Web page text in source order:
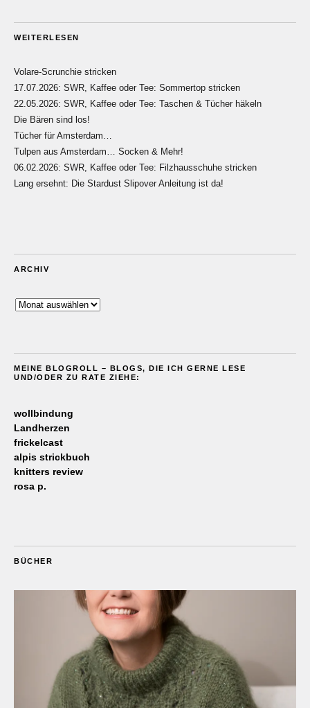
WEITERLESEN
Volare-Scrunchie stricken
17.07.2026: SWR, Kaffee oder Tee: Sommertop stricken
22.05.2026: SWR, Kaffee oder Tee: Taschen & Tücher häkeln
Die Bären sind los!
Tücher für Amsterdam…
Tulpen aus Amsterdam… Socken & Mehr!
06.02.2026: SWR, Kaffee oder Tee: Filzhausschuhe stricken
Lang ersehnt: Die Stardust Slipover Anleitung ist da!
ARCHIV
Archiv
MEINE BLOGROLL – BLOGS, DIE ICH GERNE LESE
UND/ODER ZU RATE ZIEHE:
wollbindung
Landherzen
frickelcast
alpis strickbuch
knitters review
rosa p.
BÜCHER